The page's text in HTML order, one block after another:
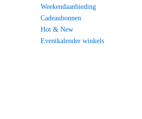
Weekendaanbieding
Cadeaubonnen
Hot & New
Eventkalender winkels